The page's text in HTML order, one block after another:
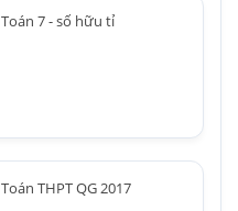
Toán 7 - số hữu tỉ
Toán THPT QG 2017